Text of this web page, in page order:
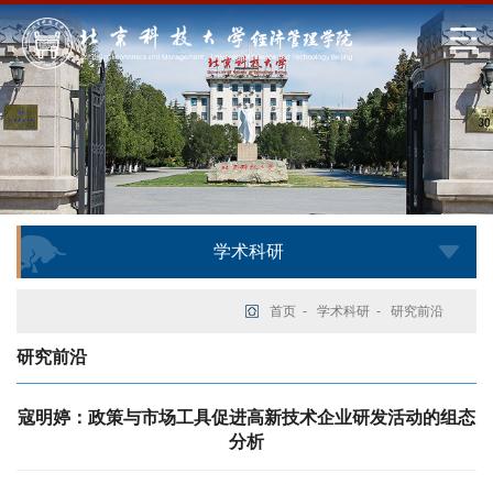
学术科研
首页 - 学术科研 - 研究前沿
研究前沿
寇明婷：政策与市场工具促进高新技术企业研发活动的组态
分析